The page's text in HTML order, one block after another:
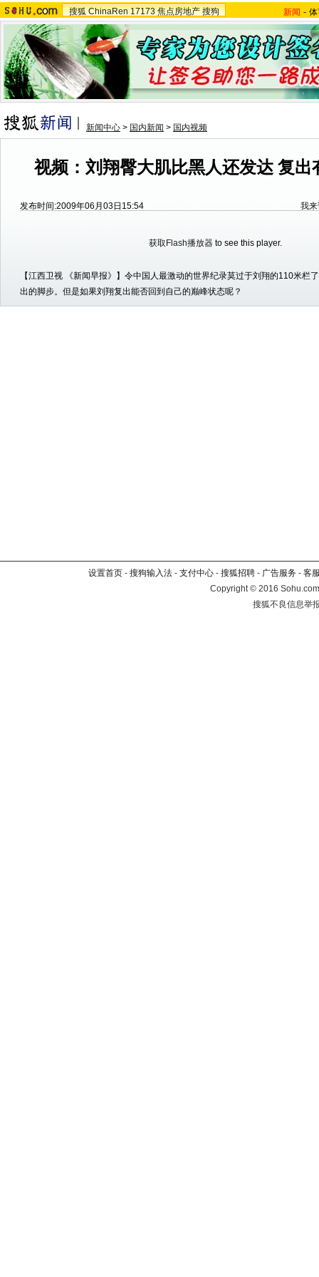
搜狐 ChinaRen 17173 焦点房地产 搜狗 新闻 -
新闻中心 > 国内新闻 > 国内视频
视频：刘翔臀大肌比黑人还发达 复出
发布时间:2009年06月03日15:54 我
获取Flash播放器 to see this player.
【江西卫视 《新闻早报》】令中国人最激动的世界纪录莫过于刘翔的110米栏
出的脚步。但是如果刘翔复出能否回到自己的巅峰状态呢？
设置首页 - 搜狗输入法 - 支付中心 - 搜狐招聘 - 广告服务 - 客
Copyright©2016
搜狐不良信息举